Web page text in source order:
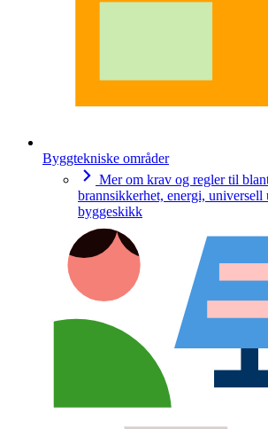
Byggtekniske områder
Mer om krav og regler til
brannsikkerhet, energi,
byggeskikk